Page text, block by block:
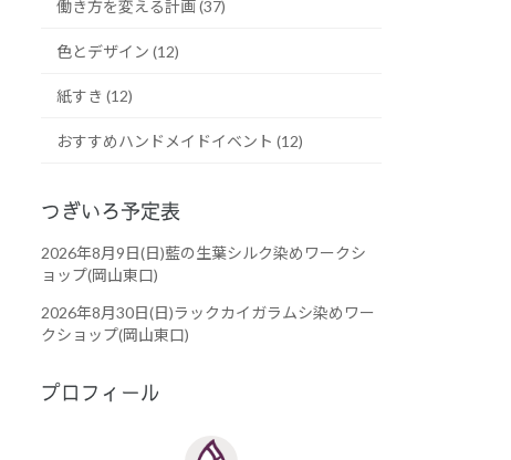
働き方を変える計画 (37)
色とデザイン (12)
紙すき (12)
おすすめハンドメイドイベント (12)
つぎいろ予定表
2026年8月9日(日)藍の生葉シルク染めワークシ
ョップ(岡山東口)
2026年8月30日(日)ラックカイガラムシ染めワー
クショップ(岡山東口)
プロフィール